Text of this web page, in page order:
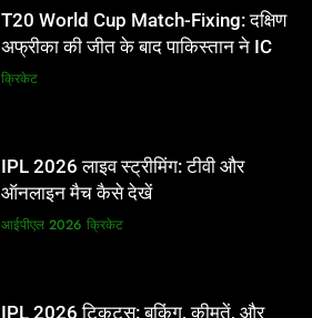
IPL 2026 लाइव स्ट्रीमिंग: टीवी और
ऑनलाइन मैच कैसे देखें
आईपीएल 2026
IPL 2026 टिकट्स: बुकिंग, कीमतें, और
स्टेडियम की पूरी जानकारी
आईपीएल 2026 क्रिकेट
IPL Net Worth 2026: 18.5 अरब डॉलर
T20 World Cup Match-Fixing: दक्षिण
अफ्रीका की जीत के बाद पाकिस्तान ने ICC
और BCCI पर लगाए गंभीर आरोप
क्रिकेट
IPL 2026 लाइव स्ट्रीमिंग: टीवी और
ऑनलाइन मैच कैसे देखें
आईपीएल 2026 क्रिकेट
IPL 2026 टिकट्स: बुकिंग, कीमतें, और